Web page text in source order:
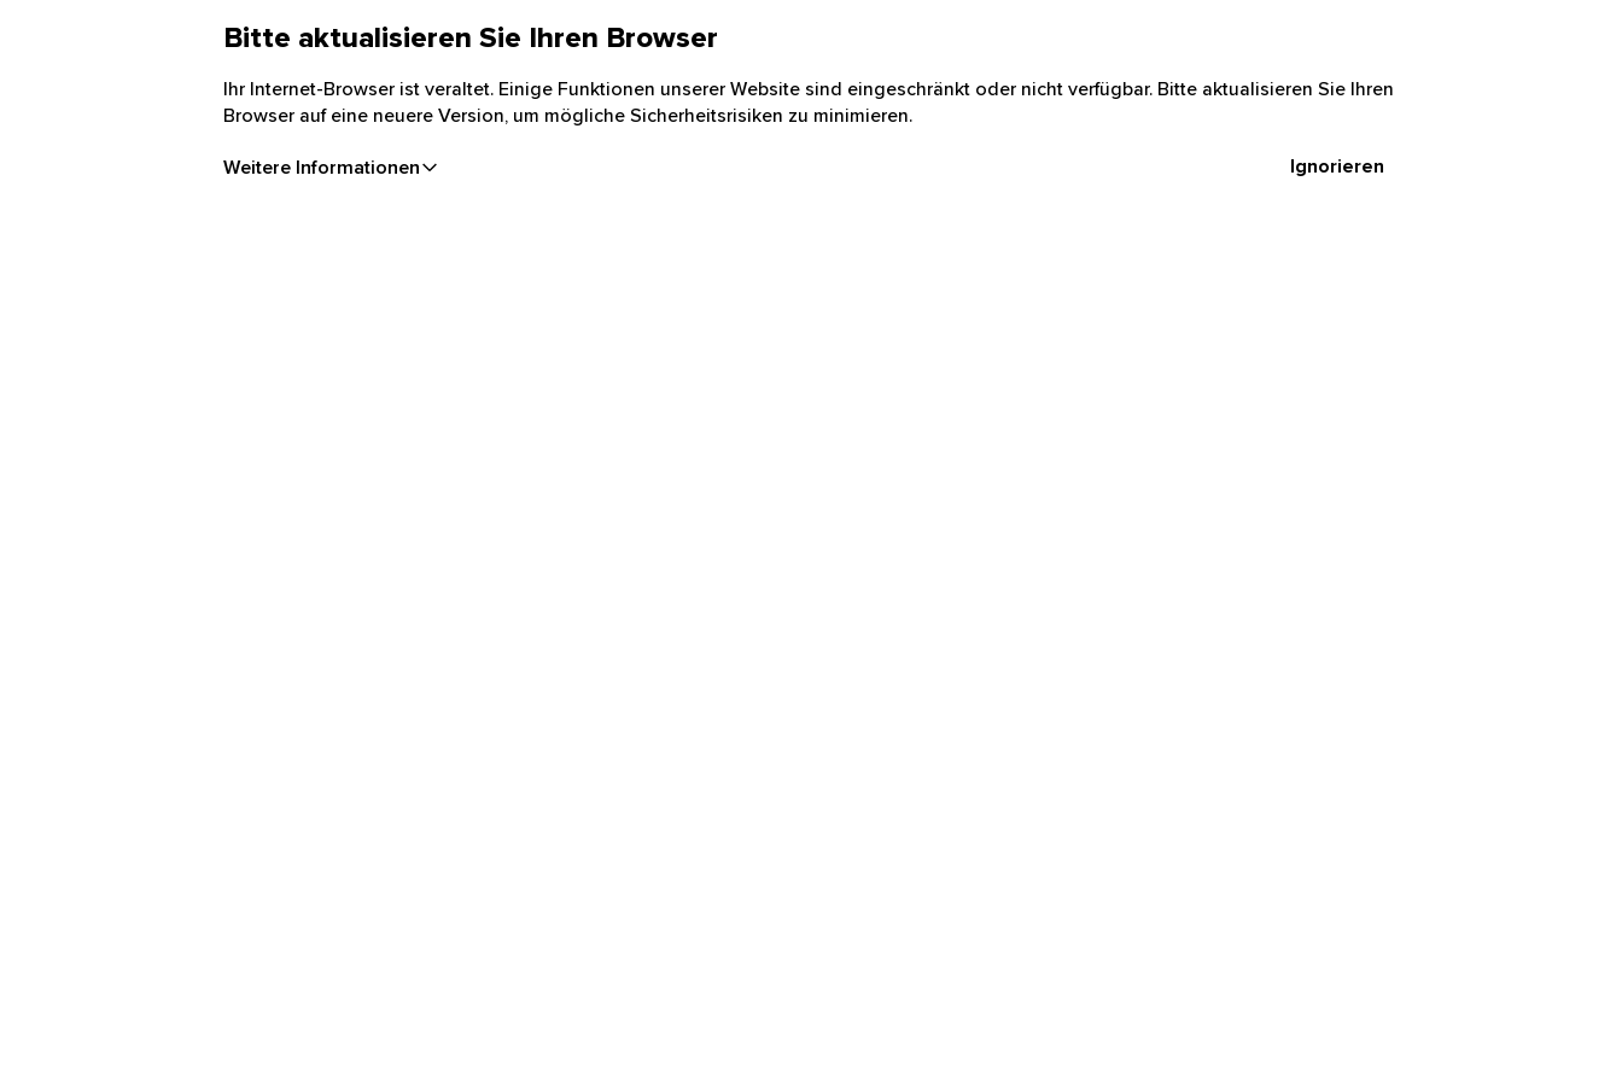
Bitte aktualisieren Sie Ihren Browser
Ihr Internet-Browser ist veraltet. Einige Funktionen unserer Website sind eingeschränkt oder nicht verfügbar. Bitte aktualisieren Sie Ihren
Browser auf eine neuere Version, um mögliche Sicherheitsrisiken zu minimieren.
Weitere Informationen Ignorieren